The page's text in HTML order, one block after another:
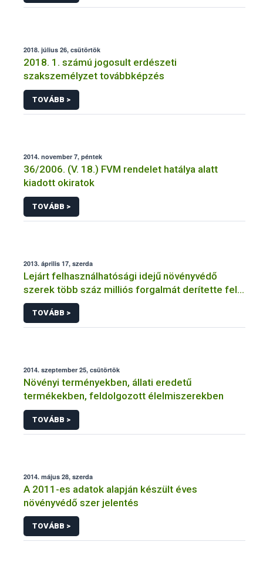
2018. július 26, csütörtök
2018. 1. számú jogosult erdészeti
szakszemélyzet továbbképzés
TOVÁBB >
2014. november 7, péntek
36/2006. (V. 18.) FVM rendelet hatálya alatt
kiadott okiratok
TOVÁBB >
2013. április 17, szerda
Lejárt felhasználhatósági idejű növényvédő
szerek több száz milliós forgalmát derítette fel a
NÉBIH
TOVÁBB >
2014. szeptember 25, csütörtök
Növényi terményekben, állati eredetű
termékekben, feldolgozott élelmiszerekben
TOVÁBB >
2014. május 28, szerda
A 2011-es adatok alapján készült éves
növényvédő szer jelentés
TOVÁBB >